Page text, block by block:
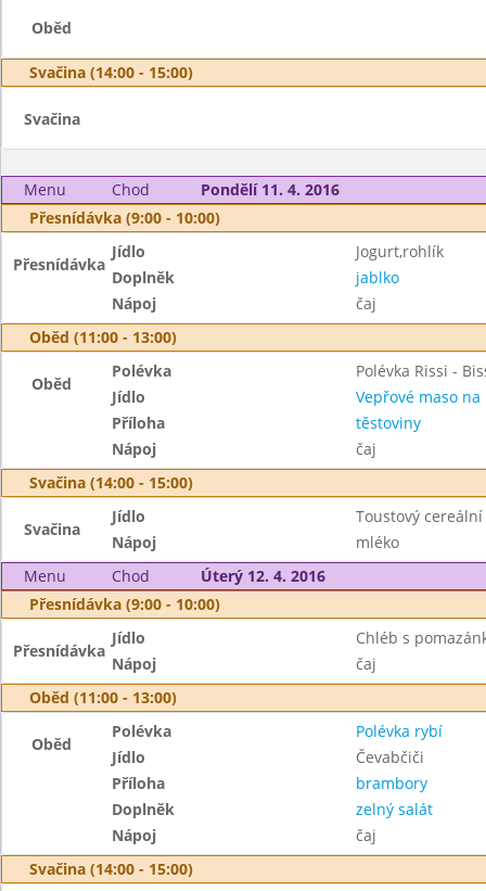
Oběd
Svačina (14:00 - 15:00)
Svačina
Menu Chod
Pondělí 11. 4. 2016
Přesnídávka (9:00 - 10:00)
Přesnídávka
Jídlo
Jogurt,rohlík
Doplněk
jablko
Nápoj
čaj
Oběd (11:00 - 13:00)
Oběd
Polévka
Polévka Rissi -
Jídlo
Vepřové maso na
Příloha
těstoviny
Nápoj
čaj
Svačina (14:00 - 15:00)
Svačina
Jídlo
Toustový
Nápoj
mléko
Menu
Chod
Úterý 12. 4. 2016
Přesnídávka (9:00 - 10:00)
Přesnídávka
Jídlo
Chléb s
Nápoj
čaj
Oběd (11:00 - 13:00)
Oběd
Polévka
Polévka rybí
Jídlo
Čevabčiči
Příloha
brambory
Doplněk
zelný salát
Nápoj
čaj
Svačina (14:00 - 15:00)